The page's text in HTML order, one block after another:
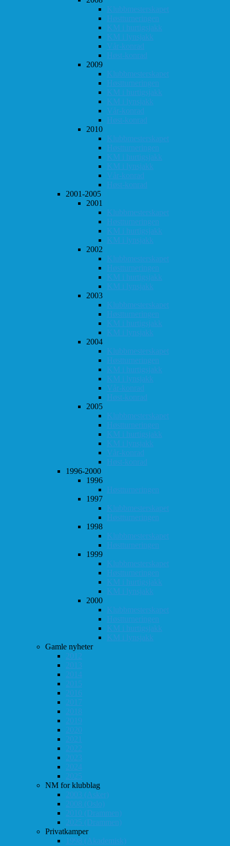
Klubbmesterskapet
Høstturneringen
KM i hurtigsjakk
KM i lynsjakk
Vår-konrad
Høst-konrad
2009
Klubbmesterskapet
Høstturneringen
KM i hurtigsjakk
KM i lynsjakk
Vår-konrad
Høst-konrad
2010
Klubbmesterskapet
Høstturneringen
KM i hurtigsjakk
KM i lynsjakk
Vår-konrad
Høst-konrad
2001-2005
2001
Klubbmesterskapet
Høstturneringen
KM i hurtigsjakk
KM i lynsjakk
2002
Klubbmesterskapet
Høstturneringen
KM i hurtigsjakk
KM i lynsjakk
2003
Klubbmesterskapet
Høstturneringen
KM i hurtigsjakk
KM i lynsjakk
2004
Klubbmesterskapet
Høstturneringen
KM i hurtigsjakk
KM i lynsjakk
Vår-konrad
Høst-konrad
2005
Klubbmesterskapet
Høstturneringen
KM i hurtigsjakk
KM i lynsjakk
Vår-konrad
Høst-konrad
1996-2000
1996
Høstturneringen
1997
Klubbmesterskapet
Høstturneringen
1998
Klubbmesterskapet
Høstturneringen
1999
Klubbmesterskapet
Høstturneringen
KM i hurtigsjakk
KM i lynsjakk
2000
Klubbmesterskapet
Høstturneringen
KM i hurtigsjakk
KM i lynsjakk
Gamle nyheter
2012
2013
2014
2015
2016
2017
2018
2019
2020
2021
2022
2023
2024
2025
NM for klubblag
2003 (Asker)
2008 (Oslo)
2010 (Drammen)
2025 (Drammen)
Privatkamper
1998 (Akademisk)